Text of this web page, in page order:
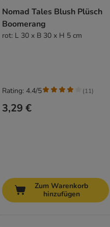
Nomad Tales Blush Plüsch
Boomerang
rot: L 30 x B 30 x H 5 cm
3,29 €
Rating: 4.4/5 (11)
Zum Warenkorb
hinzufügen